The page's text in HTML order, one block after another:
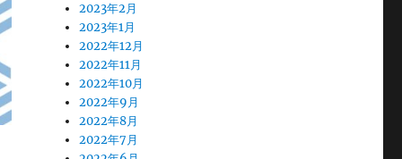
2023年2月
2023年1月
2022年12月
2022年11月
2022年10月
2022年9月
2022年8月
2022年7月